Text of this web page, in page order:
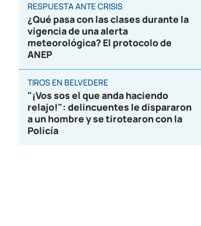
RESPUESTA ANTE CRISIS
¿Qué pasa con las clases durante la
vigencia de una alerta
meteorológica? El protocolo de
ANEP
TIROS EN BELVEDERE
"¡Vos sos el que anda haciendo
relajo!": delincuentes le dispararon
a un hombre y se tirotearon con la
Policía